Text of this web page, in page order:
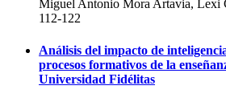
Miguel Antonio Mora Artavia, Lexi
112-122
Análisis del impacto de
procesos formativos de la
Universidad Fidélitas